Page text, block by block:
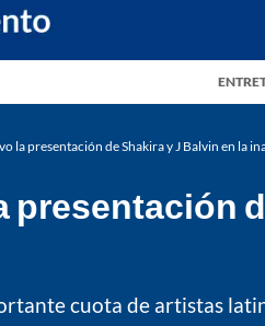
la presentación de Shakira y J Balvin en la
presentación
cuota de artistas